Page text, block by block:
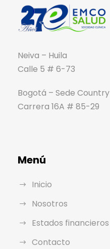
Neiva – Huila
Calle 5 # 6-73
Bogotá – Sede Country
Carrera 16A # 85-29
Menú
Inicio
Nosotros
Estados financieros
Contacto